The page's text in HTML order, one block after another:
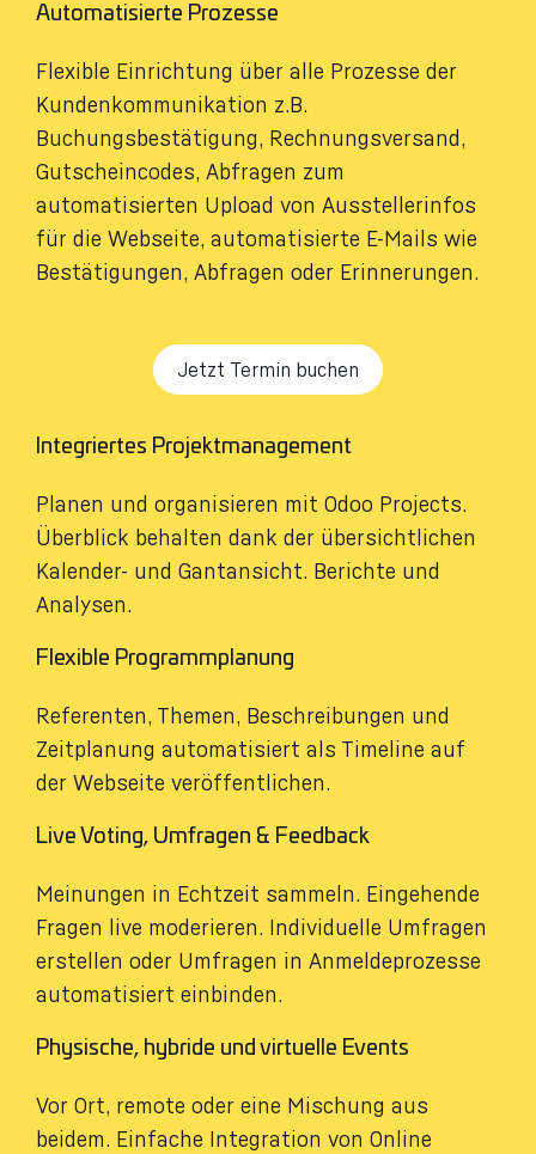
Automatisierte Prozesse
Flexible Einrichtung über alle Prozesse der
Kundenkommunikation z.B.
Buchungsbestätigung, Rechnungsversand,
Gutscheincodes, Abfragen zum
automatisierten Upload von Ausstellerinfos
für die Webseite, automatisierte E-Mails wie
Bestätigungen, Abfragen oder Erinnerungen.
Jetzt Termin buchen
Integriertes Projektmanagement
Planen und organisieren mit Odoo Projects.
Überblick behalten dank der übersichtlichen
Kalender- und Gantansicht. Berichte und
Analysen.
Flexible Programmplanung
Referenten, Themen, Beschreibungen und
Zeitplanung automatisiert als Timeline auf
der Webseite veröffentlichen.
Live Voting, Umfragen & Feedback
Meinungen in Echtzeit sammeln. Eingehende
Fragen live moderieren. Individuelle Umfragen
erstellen oder Umfragen in Anmeldeprozesse
automatisiert einbinden.
Physische, hybride und virtuelle Events
Vor Ort, remote oder eine Mischung aus
beidem. Einfache Integration von Online